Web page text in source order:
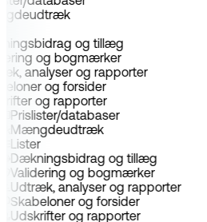
og tillæg
og bogmærker
analyser og rapporter
og forsider
og rapporter
Prislister/databaser
Mængdeudtræk
Lister
Dækningsbidrag og tillæg
Validering og bogmærker
Udtræk, analyser og rapporter
Skabeloner og forsider
Udskrifter og rapporter